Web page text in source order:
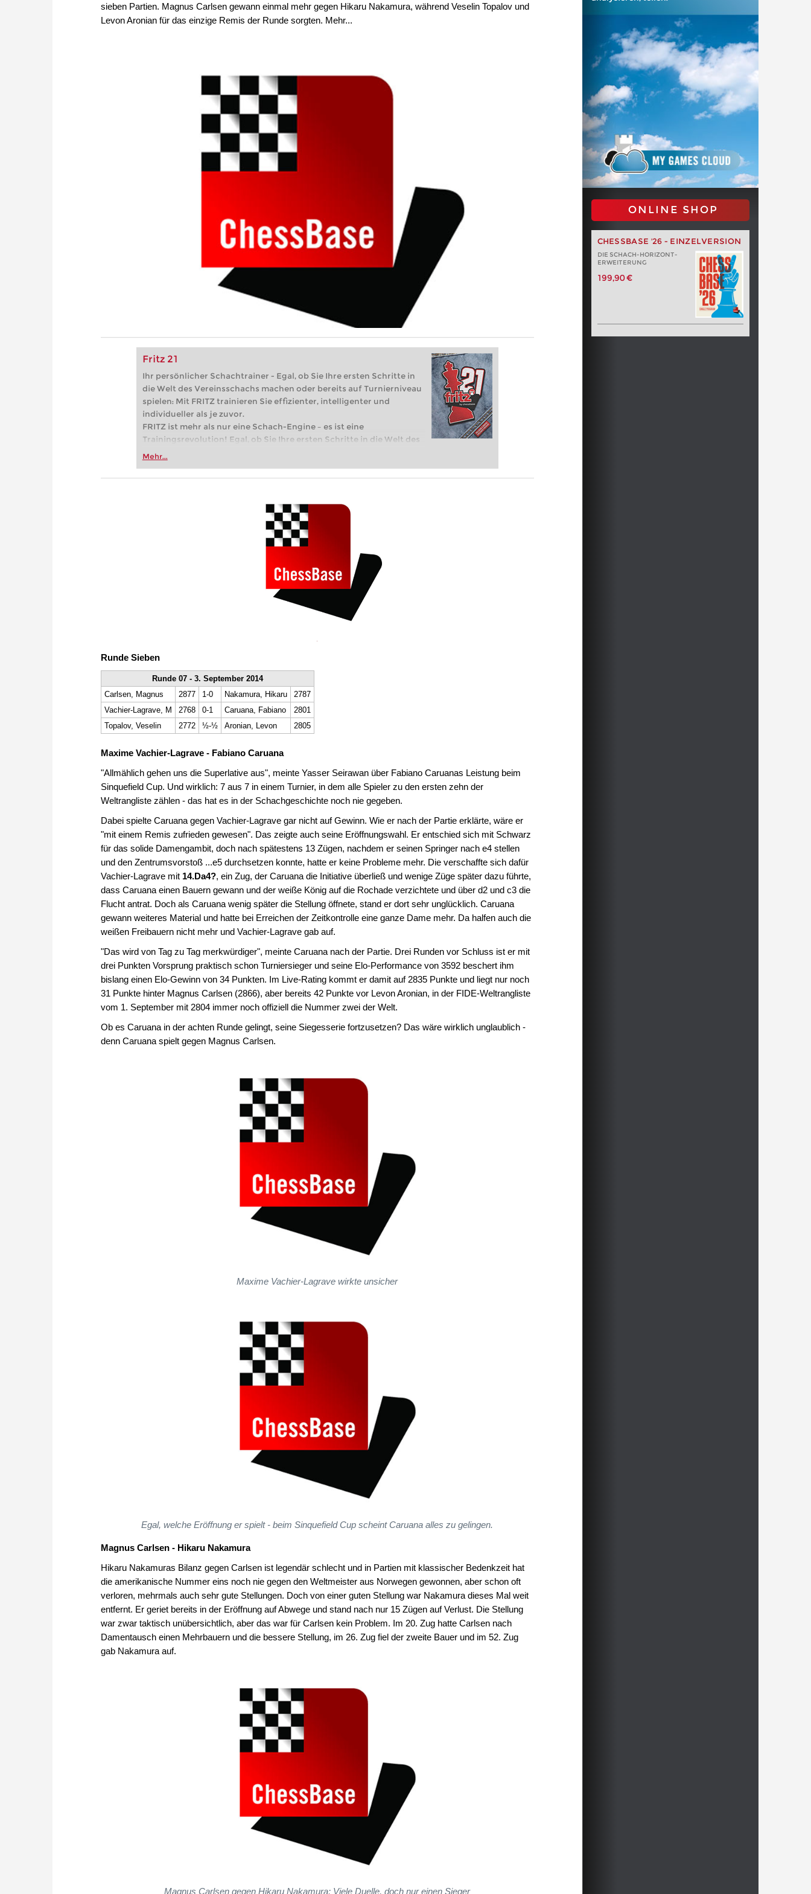
sieben Partien. Magnus Carlsen gewann einmal mehr gegen Hikaru Nakamura, während Veselin Topalov und
Levon Aronian für das einzige Remis der Runde sorgten. Mehr...
Fritz 21
Ihr persönlicher Schachtrainer - Egal, ob Sie Ihre ersten Schritte in
die Welt des Vereinsschachs machen oder bereits auf Turnierniveau
spielen: Mit FRITZ trainieren Sie effizienter, intelligenter und
individueller als je zuvor.
FRITZ ist mehr als nur eine Schach-Engine – es ist eine
Trainingsrevolution! Egal, ob Sie Ihre ersten Schritte in die Welt des
Vereinsschachs machen oder bereits auf Turnierniveau spielen: Mit
zuvor.
Mehr...
ONLINE SHOP
CHESSBASE '26 - EINZELVERSION
DIE SCHACH-HORIZONT-
ERWEITERUNG
199,90 €
Runde Sieben
Runde 07 - 3. September 2014
Carlsen, Magnus
2877 1-0 Nakamura, Hikaru
2787
Vachier-Lagrave, M
2768 0-1 Caruana, Fabiano
2801
Topalov, Veselin
2772 ½-½ Aronian, Levon 2805
Maxime Vachier-Lagrave - Fabiano Caruana
"Allmählich gehen uns die Superlative aus", meinte Yasser Seirawan über Fabiano Caruanas Leistung beim
Sinquefield Cup. Und wirklich: 7 aus 7 in einem Turnier, in dem alle Spieler zu den ersten zehn der
Weltrangliste zählen - das hat es in der Schachgeschichte noch nie gegeben.
Dabei spielte Caruana gegen Vachier-Lagrave gar nicht auf Gewinn. Wie er nach der Partie erklärte, wäre er
"mit einem Remis zufrieden gewesen". Das zeigte auch seine Eröffnungswahl. Er entschied sich mit Schwarz
für das solide Damengambit, doch nach spätestens 13 Zügen, nachdem er seinen Springer nach e4 stellen
und den Zentrumsvorstoß ...e5 durchsetzen konnte, hatte er keine Probleme mehr. Die verschaffte sich dafür
Vachier-Lagrave mit 14.Da4?, ein Zug, der Caruana die Initiative überließ und wenige Züge später dazu führte,
dass Caruana einen Bauern gewann und der weiße König auf die Rochade verzichtete und über d2 und c3 die
Flucht antrat. Doch als Caruana wenig später die Stellung öffnete, stand er dort sehr unglücklich. Caruana
gewann weiteres Material und hatte bei Erreichen der Zeitkontrolle eine ganze Dame mehr. Da halfen auch die
weißen Freibauern nicht mehr und Vachier-Lagrave gab auf.
"Das wird von Tag zu Tag merkwürdiger", meinte Caruana nach der Partie. Drei Runden vor Schluss ist er mit
drei Punkten Vorsprung praktisch schon Turniersieger und seine Elo-Performance von 3592 beschert ihm
bislang einen Elo-Gewinn von 34 Punkten. Im Live-Rating kommt er damit auf 2835 Punkte und liegt nur noch
31 Punkte hinter Magnus Carlsen (2866), aber bereits 42 Punkte vor Levon Aronian, in der FIDE-Weltrangliste
vom 1. September mit 2804 immer noch offiziell die Nummer zwei der Welt.
Ob es Caruana in der achten Runde gelingt, seine Siegesserie fortzusetzen? Das wäre wirklich unglaublich -
denn Caruana spielt gegen Magnus Carlsen.
Maxime Vachier-Lagrave wirkte unsicher
Egal, welche Eröffnung er spielt - beim Sinquefield Cup scheint Caruana alles zu gelingen.
Magnus Carlsen - Hikaru Nakamura
Hikaru Nakamuras Bilanz gegen Carlsen ist legendär schlecht und in Partien mit klassischer Bedenkzeit hat
die amerikanische Nummer eins noch nie gegen den Weltmeister aus Norwegen gewonnen, aber schon oft
verloren, mehrmals auch sehr gute Stellungen. Doch von einer guten Stellung war Nakamura dieses Mal weit
entfernt. Er geriet bereits in der Eröffnung auf Abwege und stand nach nur 15 Zügen auf Verlust. Die Stellung
war zwar taktisch unübersichtlich, aber das war für Carlsen kein Problem. Im 20. Zug hatte Carlsen nach
Damentausch einen Mehrbauern und die bessere Stellung, im 26. Zug fiel der zweite Bauer und im 52. Zug
gab Nakamura auf.
Magnus Carlsen gegen Hikaru Nakamura: Viele Duelle, doch nur einen Sieger